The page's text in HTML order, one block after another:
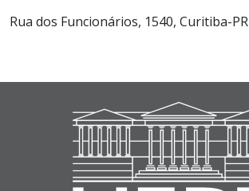
Rua dos Funcionários, 1540, Curitiba-PR